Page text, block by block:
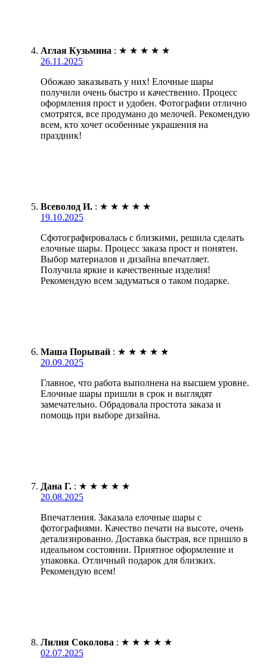
Аглая Кузьмина : ★ ★ ★ ★ ★
26.11.2025
Обожаю заказывать у них! Елочные шары
получили очень быстро и качественно. Процесс
оформления прост и удобен. Фотографии отлично
смотрятся, все продумано до мелочей. Рекомендую
всем, кто хочет особенные украшения на
праздник!
Всеволод И. : ★ ★ ★ ★ ★
19.10.2025
Сфотографировалась с близкими, решила сделать
елочные шары. Процесс заказа прост и понятен.
Выбор материалов и дизайна впечатляет.
Получила яркие и качественные изделия!
Рекомендую всем задуматься о таком подарке.
Маша Порывай : ★ ★ ★ ★ ★
20.09.2025
Главное, что работа выполнена на высшем уровне.
Елочные шары пришли в срок и выглядят
замечательно. Обрадовала простота заказа и
помощь при выборе дизайна.
Дана Г. : ★ ★ ★ ★ ★
20.08.2025
Впечатления. Заказала елочные шары с
фотографиями. Качество печати на высоте, очень
детализированно. Доставка быстрая, все пришло в
идеальном состоянии. Приятное оформление и
упаковка. Отличный подарок для близких.
Рекомендую всем!
Лилия Соколова : ★ ★ ★ ★ ★
02.07.2025